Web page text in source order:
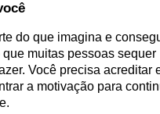
do que imagina e
muitas pessoas sequer
Você precisa acreditar
a motivação para